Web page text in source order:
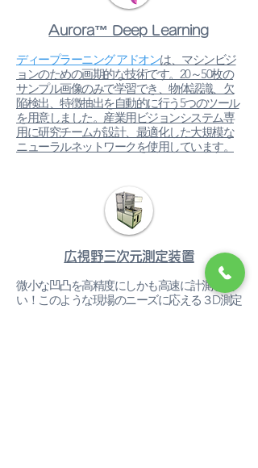
Aurora™️ Deep Learning
ディープラーニング アドオンは、マシンビジ
ョンのための画期的な技術です。20～50枚の
サンプル画像のみで学習でき、物体認識、欠
陥検出、特徴抽出を自動的に行う5つのツール
を用意しました。産業用ビジョンシステム専
用に研究チームが設計、最適化した大規模な
ニューラルネットワークを使用しています。
広視野三次元測定装置
微小な凹凸を高精度にしかも高速に計測した
い！​このような現場のニーズに応える３D測定